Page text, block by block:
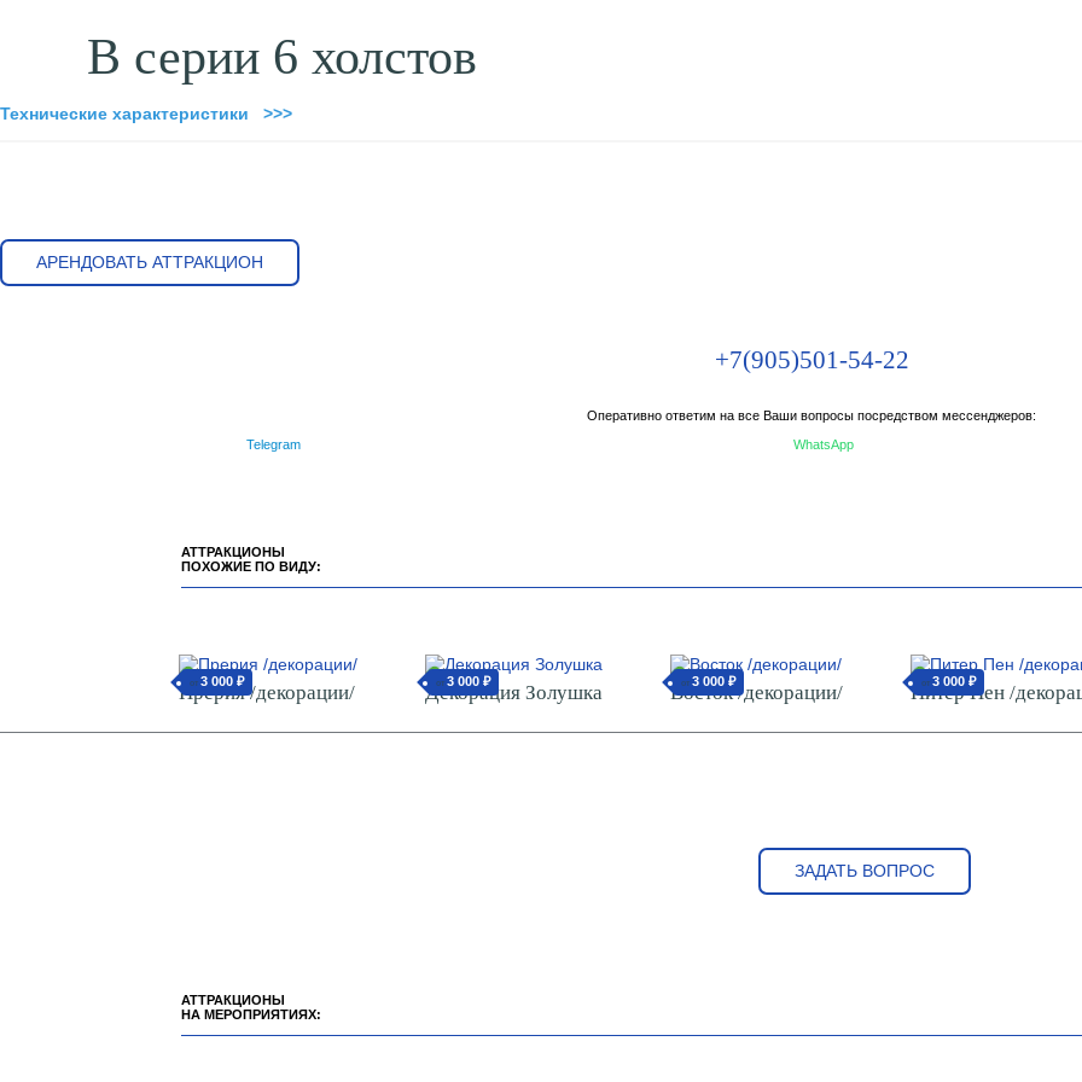
В серии 6 холстов
Технические характеристики >>>
АРЕНДОВАТЬ АТТРАКЦИОН
+7(905)501-54-22
Оперативно ответим на все Ваши вопросы посредством мессенджеров:
Telegram
WhatsApp
АТТРАКЦИОНЫ
ПОХОЖИЕ ПО ВИДУ:
от3 000 ₽
Прерия /декорации/ от3 000 ₽
Декорация Золушка от3 000 ₽
Восток /декорации/ от3 000 ₽
Питер Пен /
ЗАДАТЬ ВОПРОС
АТТРАКЦИОНЫ
НА МЕРОПРИЯТИЯХ: